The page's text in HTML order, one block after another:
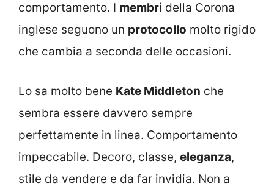
comportamento. I membri della Corona
inglese seguono un protocollo molto rigido
che cambia a seconda delle occasioni.
Lo sa molto bene Kate Middleton che
sembra essere davvero sempre
perfettamente in linea. Comportamento
impeccabile. Decoro, classe, eleganza,
stile da vendere e da far invidia. Non a